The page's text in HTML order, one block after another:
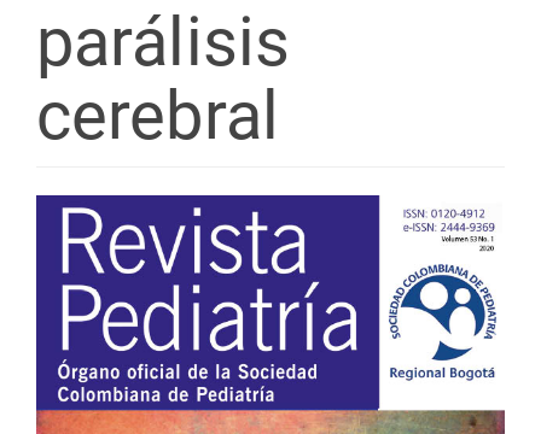
parálisis
cerebral
Barra
lateral
del
artículo